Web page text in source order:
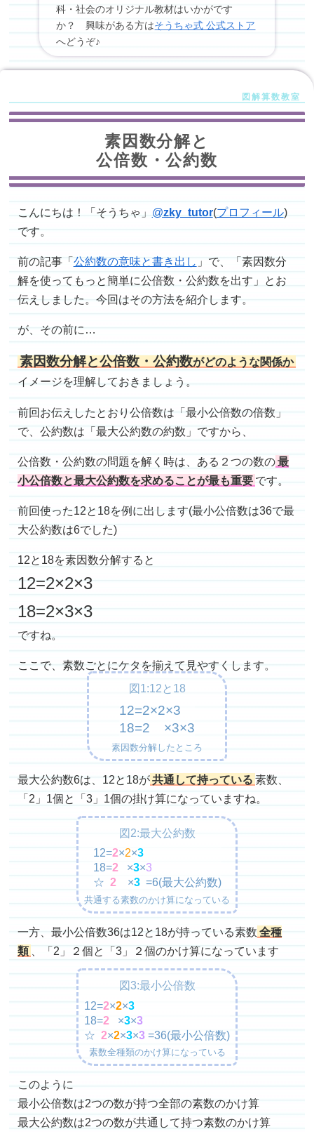
科・社会のオリジナル教材はいかがです
か？ 興味がある方はそうちゃ式 公式ストア
へどうぞ♪
素因数分解と
公倍数・公約数
こんにちは！「そうちゃ」 @zky_tutor(プロフィール)
です。
前の記事「公約数の意味と書き出し 」で、「素因数分
解を使ってもっと簡単に公倍数・公約数を出す」とお
伝えしました。今回はその方法を紹介します。
が、その前に…
素因数分解と公倍数・公約数がどのような関係か
イメージを理解しておきましょう。
前回お伝えしたとおり公倍数は「最小公倍数の倍数」
で、公約数は「最大公約数の約数」ですから、
公倍数・公約数の問題を解く時は、ある２つの数の最
小公倍数と最大公約数を求めることが最も重要 です。
前回使った12と18を例に出します(最小公倍数は36で最
大公約数は6でした)
12と18を素因数分解すると
12=2×2×3
18=2×3×3
ですね。
ここで、素数ごとにケタを揃えて見やすくします。
図1:12と18
12=2×2×3
18=2 ×3×3
素因数分解したところ
最大公約数6は、12と18が共通して持っている 素数、
「2」1個と「3」1個の掛け算になっていますね。
図2:最大公約数
12=2×2×3
18=2 ×3×3
☆ 2 ×3=6(最大公約数)
共通する素数のかけ算になっている
一方、最小公倍数36は12と18が持っている素数 全種
類
、「2」２個と「3」２個のかけ算になっています
図3:最小公倍数
12=2×2×3
18=2 ×3×3
☆ 2×2×3×3 =36(最小公倍数)
素数全種類のかけ算になっている
このように
最小公倍数は2つの数が持つ全部の素数のかけ算
最大公約数は2つの数が共通して持つ素数のかけ算